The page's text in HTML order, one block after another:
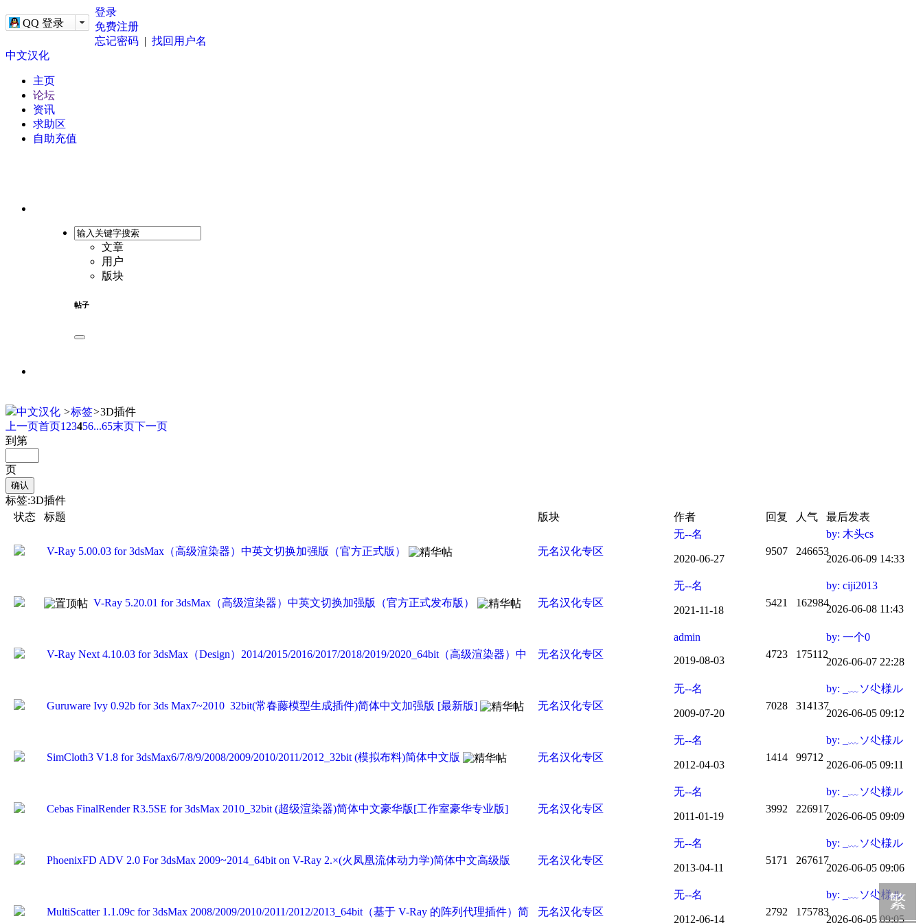
繁
QQ 登录
登录
免费注册
忘记密码 | 找回用户名
中文汉化
主页
论坛
资讯
求助区
自助充值
文章
用户
版块
帖子
中文汉化 >标签>3D插件
上一页首页1 23456...65末页下一页
到第
页
确认
标签:3D插件
状态
标题 版块 作者 回复 人气 最后发表
V-Ray 5.00.03 for 3dsMax（高级渲染器）中英文切换加强版（官方正式版） 无名汉化专区
无--名
2020-06-27
9507 246653
by: 木头cs
2026-06-09 14:33
V-Ray 5.20.01 for 3dsMax（高级渲染器）中英文切换加强版（官方正式发布版） 无名汉化专区
无--名
2021-11-18
5421 162984
by: ciji2013
2026-06-08 11:43
V-Ray Next 4.10.03 for 3dsMax（Design）2014/2015/2016/2017/2018/2019/2020_64bit（高级渲染器）中
无名汉化专区
admin
2019-08-03
4723 175112
by: 一个0
2026-06-07 22:28
Guruware Ivy 0.92b for 3ds Max7~2010 32bit(常春藤模型生成插件)简体中文加强版 [最新版] 无名汉化专区
无--名
2009-07-20
7028 314137
by: _﹏ソ尐様ル
2026-06-05 09:12
SimCloth3 V1.8 for 3dsMax6/7/8/9/2008/2009/2010/2011/2012_32bit (模拟布料)简体中文版 无名汉化专区
无--名
2012-04-03
1414 99712
by: _﹏ソ尐様ル
2026-06-05 09:11
Cebas FinalRender R3.5SE for 3dsMax 2010_32bit (超级渲染器)简体中文豪华版[工作室豪华专业版] 无名汉化专区
无--名
2011-01-19
3992 226917
by: _﹏ソ尐様ル
2026-06-05 09:09
PhoenixFD ADV 2.0 For 3dsMax 2009~2014_64bit on V-Ray 2.×(火凤凰流体动力学)简体中文高级版 无名汉化专区
无--名
2013-04-11
5171 267617
by: _﹏ソ尐様ル
2026-06-05 09:06
MultiScatter 1.1.09c for 3dsMax 2008/2009/2010/2011/2012/2013_64bit（基于 V-Ray 的阵列代理插件）简
无名汉化专区
无--名
2012-06-14
2792 175783
by: _﹏ソ尐様ル
2026-06-05 09:05